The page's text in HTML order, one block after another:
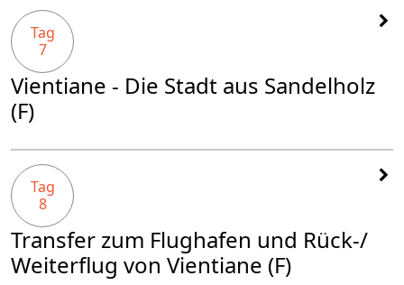
Tag
7
Vientiane - Die Stadt aus Sandelholz
(F)
Tag
8
Transfer zum Flughafen und Rück-/
Weiterflug von Vientiane (F)